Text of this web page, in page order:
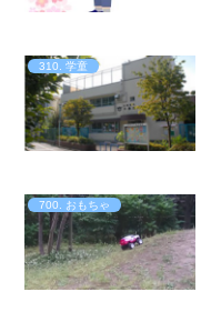
310. 学童
700. おもちゃ